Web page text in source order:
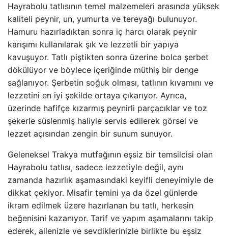
Hayrabolu tatlısının temel malzemeleri arasında yüksek
kaliteli peynir, un, yumurta ve tereyağı bulunuyor.
Hamuru hazırladıktan sonra iç harcı olarak peynir
karışımı kullanılarak şık ve lezzetli bir yapıya
kavuşuyor. Tatlı piştikten sonra üzerine bolca şerbet
dökülüyor ve böylece içeriğinde müthiş bir denge
sağlanıyor. Şerbetin soğuk olması, tatlının kıvamını ve
lezzetini en iyi şekilde ortaya çıkarıyor. Ayrıca,
üzerinde hafifçe kızarmış peynirli parçacıklar ve toz
şekerle süslenmiş haliyle servis edilerek görsel ve
lezzet açısından zengin bir sunum sunuyor.
Geleneksel Trakya mutfağının eşsiz bir temsilcisi olan
Hayrabolu tatlısı, sadece lezzetiyle değil, aynı
zamanda hazırlık aşamasındaki keyifli deneyimiyle de
dikkat çekiyor. Misafir temini ya da özel günlerde
ikram edilmek üzere hazırlanan bu tatlı, herkesin
beğenisini kazanıyor. Tarif ve yapım aşamalarını takip
ederek, ailenizle ve sevdiklerinizle birlikte bu eşsiz